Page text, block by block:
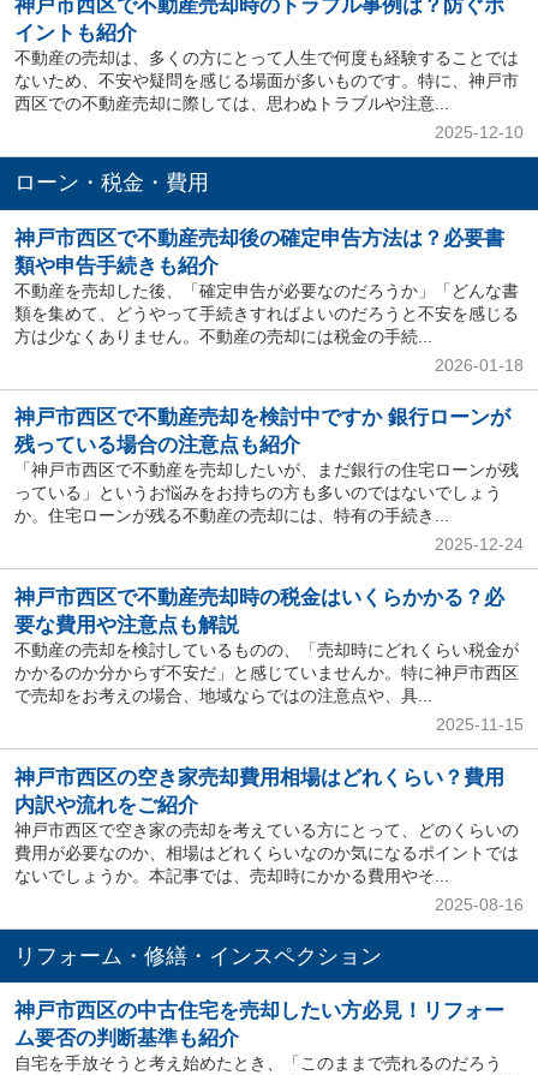
神戸市西区で不動産売却時のトラブル事例は？防ぐポ
イントも紹介
不動産の売却は、多くの方にとって人生で何度も経験することでは
ないため、不安や疑問を感じる場面が多いものです。特に、神戸市
西区での不動産売却に際しては、思わぬトラブルや注意...
2025-12-10
ローン・税金・費用
神戸市西区で不動産売却後の確定申告方法は？必要書
類や申告手続きも紹介
不動産を売却した後、「確定申告が必要なのだろうか」「どんな書
類を集めて、どうやって手続きすればよいのだろうと不安を感じる
方は少なくありません。不動産の売却には税金の手続...
2026-01-18
神戸市西区で不動産売却を検討中ですか 銀行ローンが
残っている場合の注意点も紹介
「神戸市西区で不動産を売却したいが、まだ銀行の住宅ローンが残
っている」というお悩みをお持ちの方も多いのではないでしょう
か。住宅ローンが残る不動産の売却には、特有の手続き...
2025-12-24
神戸市西区で不動産売却時の税金はいくらかかる？必
要な費用や注意点も解説
不動産の売却を検討しているものの、「売却時にどれくらい税金が
かかるのか分からず不安だ」と感じていませんか。特に神戸市西区
で売却をお考えの場合、地域ならではの注意点や、具...
2025-11-15
神戸市西区の空き家売却費用相場はどれくらい？費用
内訳や流れをご紹介
神戸市西区で空き家の売却を考えている方にとって、どのくらいの
費用が必要なのか、相場はどれくらいなのか気になるポイントでは
ないでしょうか。本記事では、売却時にかかる費用やそ...
2025-08-16
リフォーム・修繕・インスペクション
神戸市西区の中古住宅を売却したい方必見！リフォー
ム要否の判断基準も紹介
自宅を手放そうと考え始めたとき、「このままで売れるのだろう